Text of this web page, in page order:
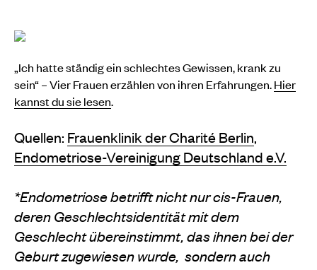
„Ich hatte ständig ein schlechtes Gewissen, krank zu
sein“ – Vier Frauen erzählen von ihren Erfahrungen.Hier
kannst du sie lesen.
Quellen: Frauenklinik der Charité Berlin,
Endometriose-Vereinigung Deutschland e.V.
*Endometriose betrifft nicht nur cis-Frauen,
deren Geschlechtsidentität mit dem
Geschlecht übereinstimmt, das ihnen bei der
Geburt zugewiesen wurde, sondern auch